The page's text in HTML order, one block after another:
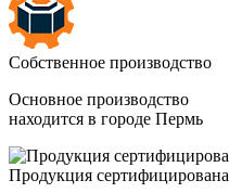
Собственное производство
Основное производство
находится в городе Пермь
Продукция сертифицирована